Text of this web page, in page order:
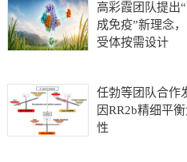
高彩霞团队提出
成免疫”新理念
受体按需设计
任勃等团队合作
因RR2b精细平
性